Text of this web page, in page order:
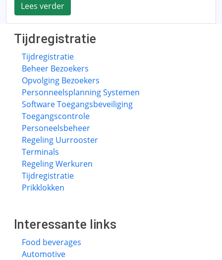
Lees verder
Tijdregistratie
Tijdregistratie
Beheer Bezoekers
Opvolging Bezoekers
Personneelsplanning Systemen
Software Toegangsbeveiliging
Toegangscontrole
Personeelsbeheer
Regeling Uurrooster
Terminals
Regeling Werkuren
Tijdregistratie
Prikklokken
Interessante links
Food beverages
Automotive